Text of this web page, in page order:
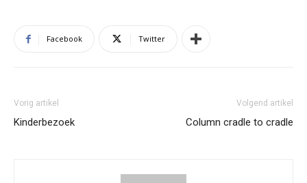
Facebook Twitter
Vorig artikel
Kinderbezoek
Volgend artikel
Column cradle to cradle